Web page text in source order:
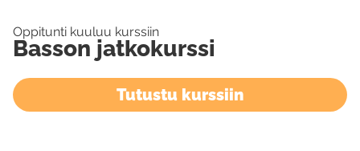
Oppitunti kuuluu kurssiin
Basson jatkokurssi
Tutustu kurssiin